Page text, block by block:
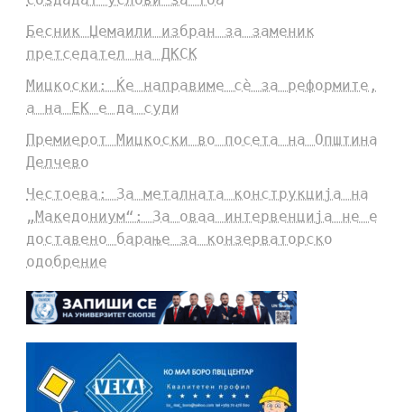
Бесник Џемаили избран за заменик
претседател на ДКСК
Мицкоски: Ќе направиме сè за реформите,
а на ЕК е да суди
Премиерот Мицкоски во посета на Општина
Делчево
Честоева: За металната конструкција на
„Македониум“: За оваа интервенција не е
доставено барање за конзерваторско
одобрение